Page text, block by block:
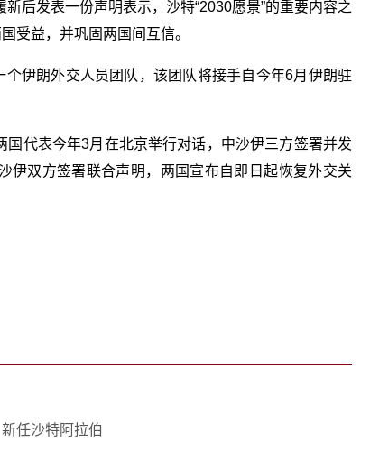
后发表一份声明表示，沙特“2030愿景”的重要内容之
受益，并巩固两国间互信。
伊朗外交人员团队，该团队将接手自今年6月伊朗驻
代表今年3月在北京举行对话，中沙伊三方签署并发
伊双方签署联合声明，两国宣布自即日起恢复外交关
任沙特阿拉伯